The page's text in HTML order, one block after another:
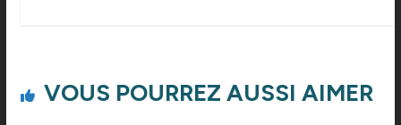
VOUS POURREZ AUSSI AIMER